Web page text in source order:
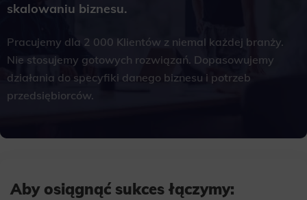
skalowaniu biznesu.
Pracujemy dla 2 000 Klientów z niemal każdej branży.
Nie stosujemy gotowych rozwiązań. Dopasowujemy
działania do specyfiki danego biznesu i potrzeb
przedsiębiorców.
Aby osiągnąć sukces łączymy: